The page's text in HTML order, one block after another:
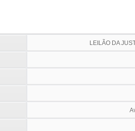
LEILÃO DA